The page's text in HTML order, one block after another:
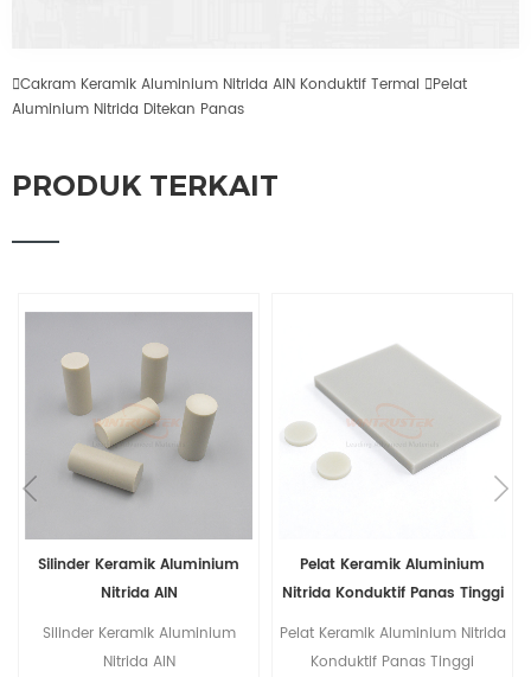
Cakram Keramik Aluminium Nitrida AlN Konduktif Termal Pelat
Aluminium Nitrida Ditekan Panas
PRODUK TERKAIT
Silinder Keramik Aluminium
Nitrida AlN
Silinder Keramik Aluminium
Nitrida AlN
Pelat Keramik Aluminium
Nitrida Konduktif Panas Tinggi
Pelat Keramik Aluminium Nitrida
Konduktif Panas Tinggi